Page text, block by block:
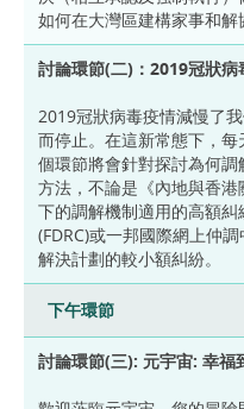
如何在大灣區建構家事和解
討論環節(二)：2019冠狀病
2019冠狀病毒疫情減慢了
而停止。在這新常態下，
個環節將會針對探討為何
方法，不論是《內地與香港
下的調解機制適用的高額
(FDRC)或一邦國際網上仲
解決計劃的較小額糾紛。
下午環節
討論環節(三): 元宇宙: 幸福